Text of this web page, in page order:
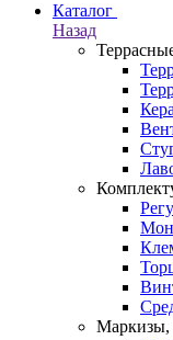
Каталог
Назад
Маркизы,